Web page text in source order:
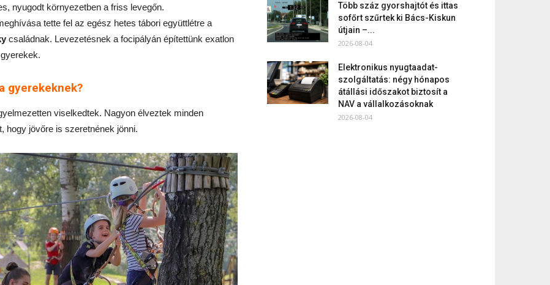
nyugodt környezetben a friss levegőn.
tette fel az egész hetes tábori együttlétre a
családnak. Levezetésnek a focipályán építettünk exatlon
gyerekeknek?
viselkedtek. Nagyon élveztek minden
hogy jövőre is szeretnének jönni.
Több száz gyorshajtót és ittas
sofőrt szűrtek ki Bács-Kiskun
útjain –...
2026-08-04
Elektronikus nyugtaadat-
szolgáltatás: négy hónapos
átállási időszakot biztosít a
NAV a vállalkozásoknak
2026-08-04